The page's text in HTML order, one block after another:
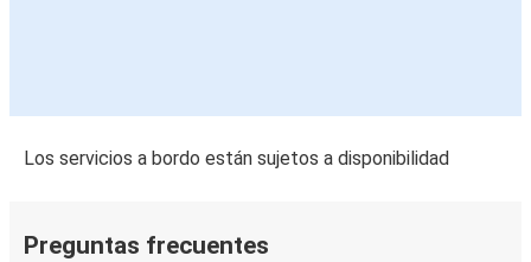
Los servicios a bordo están sujetos a disponibilidad
Preguntas frecuentes